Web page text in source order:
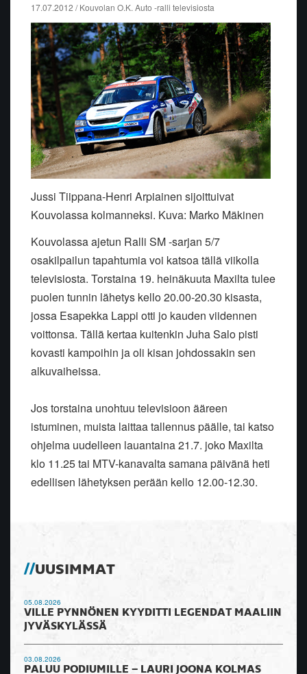
17.07.2012 / Kouvolan O.K. Auto -ralli televisiosta
Jussi Tiippana-Henri Arpiainen sijoittuivat
Kouvolassa kolmanneksi. Kuva: Marko Mäkinen
Kouvolassa ajetun Ralli SM -sarjan 5/7
osakilpailun tapahtumia voi katsoa tällä viikolla
televisiosta. Torstaina 19. heinäkuuta Maxilta tulee
puolen tunnin lähetys kello 20.00-20.30 kisasta,
jossa Esapekka Lappi otti jo kauden viidennen
voittonsa. Tällä kertaa kuitenkin Juha Salo pisti
kovasti kampoihin ja oli kisan johdossakin sen
alkuvaiheissa.
Jos torstaina unohtuu televisioon ääreen
istuminen, muista laittaa tallennus päälle, tai katso
ohjelma uudelleen lauantaina 21.7. joko Maxilta
klo 11.25 tai MTV-kanavalta samana päivänä heti
edellisen lähetyksen perään kello 12.00-12.30.
UUSIMMAT
05.08.2026
VILLE PYNNÖNEN KYYDITTI LEGENDAT MAALIIN
JYVÄSKYLÄSSÄ
03.08.2026
PALUU PODIUMILLE – LAURI JOONA KOLMAS